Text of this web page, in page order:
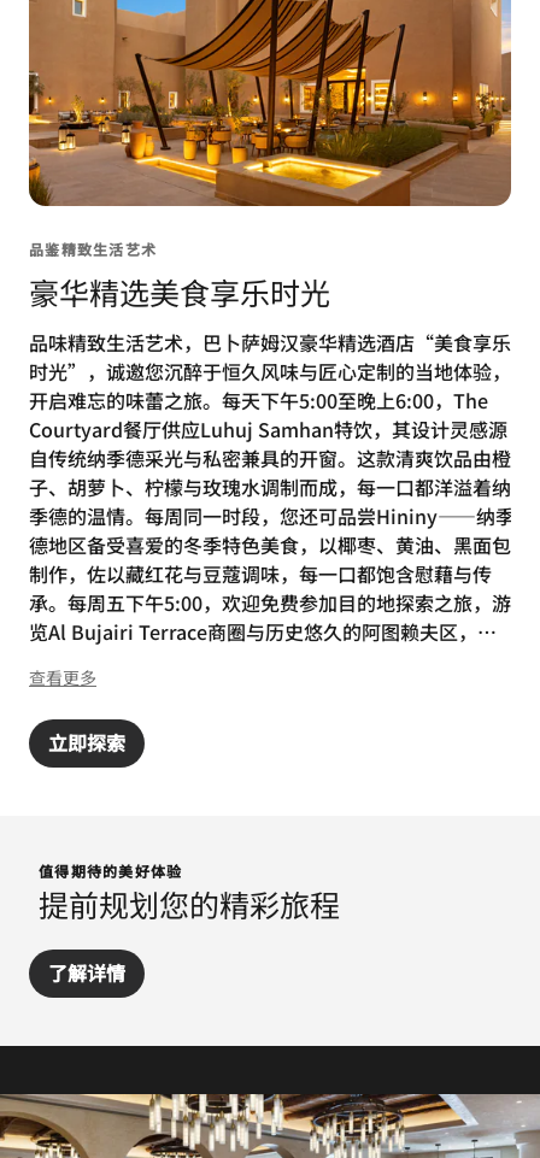
品鉴精致生活艺术
豪华精选美食享乐时光
品味精致生活艺术，巴卜萨姆汉豪华精选酒店“美食享乐
时光”，诚邀您沉醉于恒久风味与匠心定制的当地体验，
开启难忘的味蕾之旅。每天下午5:00至晚上6:00，The
Courtyard餐厅供应Luhuj Samhan特饮，其设计灵感源
自传统纳季德采光与私密兼具的开窗。这款清爽饮品由橙
子、胡萝卜、柠檬与玫瑰水调制而成，每一口都洋溢着纳
季德的温情。每周同一时段，您还可品尝Hininy——纳季
德地区备受喜爱的冬季特色美食，以椰枣、黄油、黑面包
制作，佐以藏红花与豆蔻调味，每一口都饱含慰藉与传
承。每周五下午5:00，欢迎免费参加目的地探索之旅，游
览Al Bujairi Terrace商圈与历史悠久的阿图赖夫区，参
传统与探索的旅程，正静待您启行。
查看更多
立即探索
值得期待的美好体验
提前规划您的精彩旅程
了解详情